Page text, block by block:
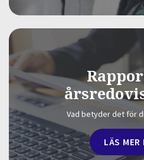
Vad betyder det för
LÄS MER